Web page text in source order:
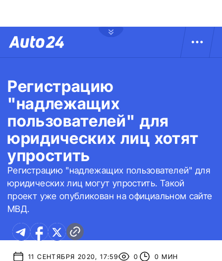
Регистрацию
"надлежащих
пользователей" для
юридических лиц хотят
упростить
Регистрацию "надлежащих пользователей" для
юридических лиц могут упростить. Такой
проект уже опубликован на официальном сайте
МВД.
11 СЕНТЯБРЯ 2020, 17:59 0 0 МИН